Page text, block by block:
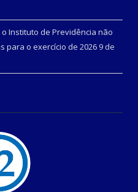
Instituto de Previdência não
para o exercício de 2026 9 de